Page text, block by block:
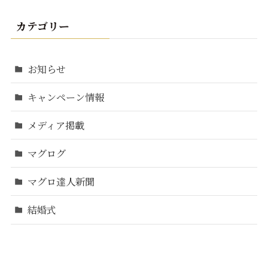
カテゴリー
お知らせ
キャンペーン情報
メディア掲載
マグログ
マグロ達人新聞
結婚式